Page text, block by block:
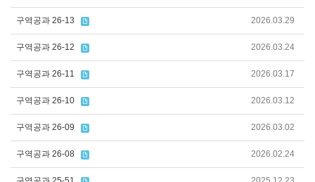
구역공과 26-13 2026.03.29
구역공과 26-12 2026.03.24
구역공과 26-11 2026.03.17
구역공과 26-10 2026.03.12
구역공과 26-09 2026.03.02
구역공과 26-08 2026.02.24